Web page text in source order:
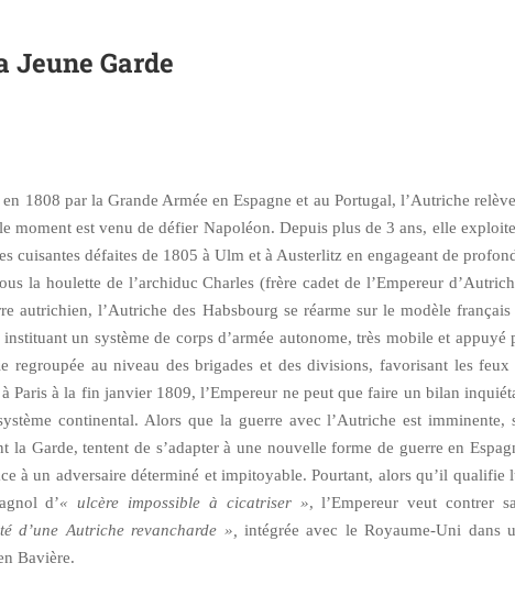
Jeune Garde
1808 par la Grande Armée en Espagne et au Portugal, l’Autriche
moment est venu de défier Napoléon. Depuis plus de 3 ans, elle
cuisantes défaites de 1805 à Ulm et à Austerlitz en engageant de
la houlette de l’archiduc Charles (frère cadet de l’Empereur
autrichien, l’Autriche des Habsbourg se réarme sur le modèle français
un système de corps d’armée autonome, très mobile et appuyé
regroupée au niveau des brigades et des divisions, favorisant les feux
Paris à la fin janvier 1809, l’Empereur ne peut que faire un bilan
continental. Alors que la guerre avec l’Autriche est imminente,
la Garde, tentent de s’adapter à une nouvelle forme de guerre en
à un adversaire déterminé et impitoyable. Pourtant, alors qu’il qualifie
d’« ulcère impossible à cicatriser », l’Empereur veut contrer
d’une Autriche revancharde »,
intégrée avec le Royaume-Uni dans
Bavière.